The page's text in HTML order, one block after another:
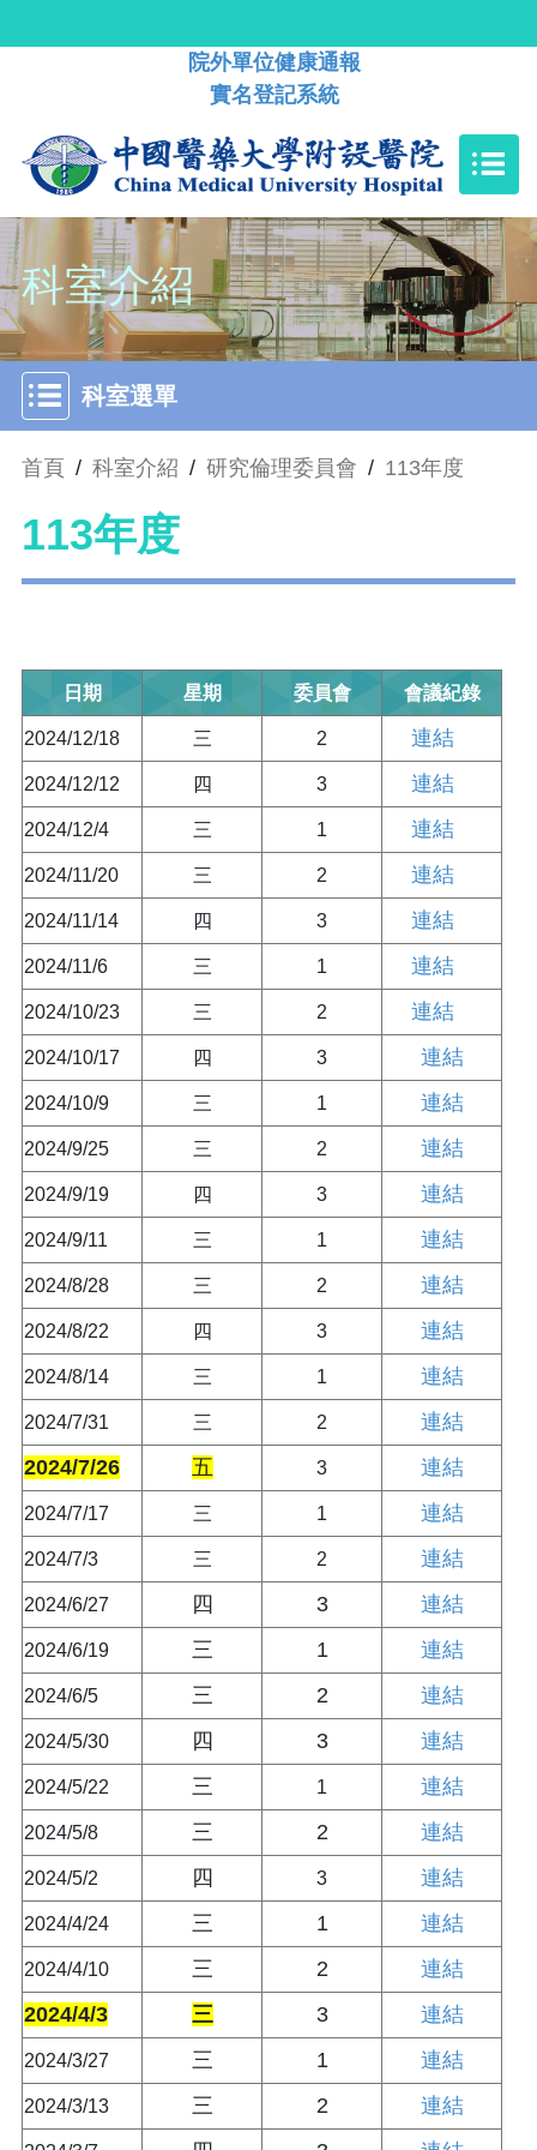
院外單位健康通報
實名登記系統
科室介紹
科室選單
首頁 / 科室介紹 / 研究倫理委員會 / 113年度
113年度
日期 星期 委員會 會議紀錄
2024/12/18 三 2 連結
2024/12/12 四 3 連結
2024/12/4 三 1 連結
2024/11/20 三 2 連結
2024/11/14 四 3 連結
2024/11/6 三 1 連結
2024/10/23 三 2 連結
2024/10/17 四 3 連結
2024/10/9 三 1 連結
2024/9/25 三 2 連結
2024/9/19 四 3 連結
2024/9/11 三 1 連結
2024/8/28 三 2 連結
2024/8/22 四 3 連結
2024/8/14 三 1 連結
2024/7/31 三 2
連結
2024/7/26
五 3 連結
2024/7/17 三 1 連結
2024/7/3 三 2 連結
2024/6/27 四 3 連結
2024/6/19 三 1 連結
2024/6/5 三 2 連結
2024/5/30 四 3 連結
2024/5/22 三 1 連結
2024/5/8 三 2 連結
2024/5/2 四 3 連結
2024/4/24 三 1 連結
2024/4/10 三 2
連結
2024/4/3
三 3 連結
2024/3/27 三 1 連結
2024/3/13 三 2 連結